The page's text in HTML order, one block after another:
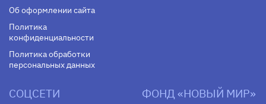
Об оформлении сайта
Политика
конфиденциальности
Политика обработки
персональных данных
СОЦСЕТИ ФОНД «НОВЫЙ МИР»